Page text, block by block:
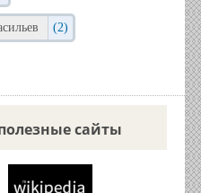
(2)
сайты